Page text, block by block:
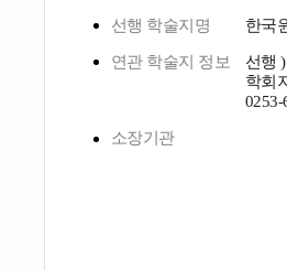
선행 학술지명 한국
연관 학술지 정보
선행
학회
0253-
소장기관